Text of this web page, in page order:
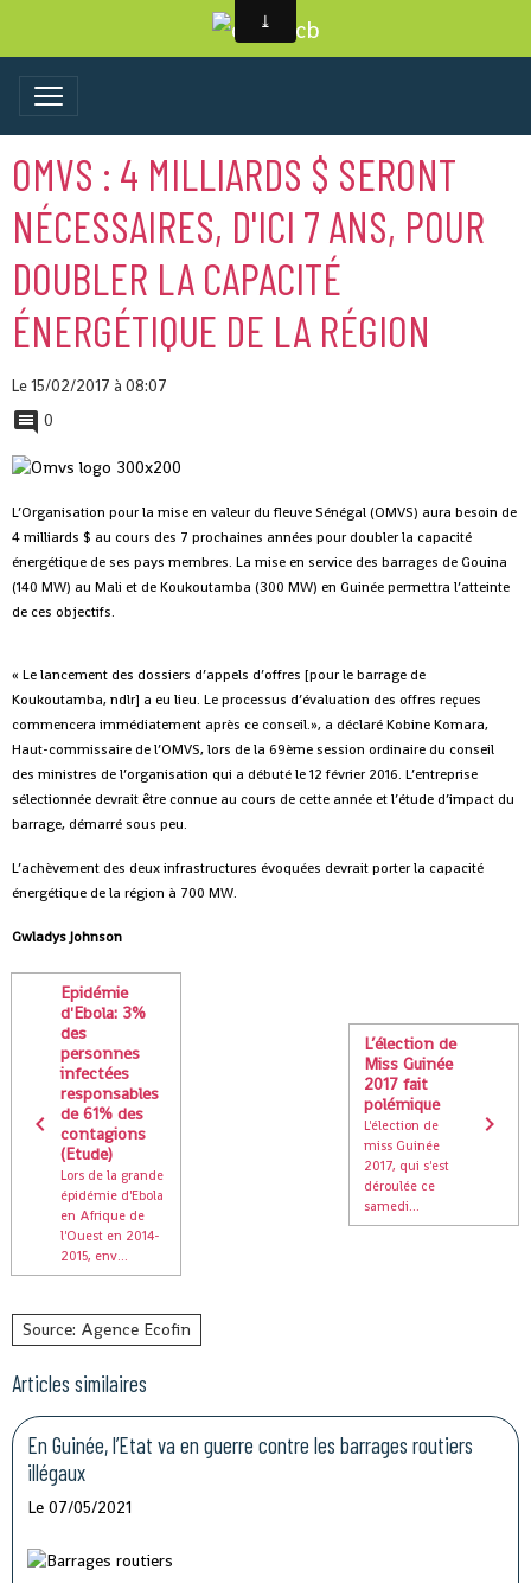
OMVS : 4 MILLIARDS $ SERONT
NÉCESSAIRES, D'ICI 7 ANS, POUR
DOUBLER LA CAPACITÉ
ÉNERGÉTIQUE DE LA RÉGION
Le 15/02/2017 à 08:07
0
L’Organisation pour la mise en valeur du fleuve Sénégal (OMVS) aura besoin de
4 milliards $ au cours des 7 prochaines années pour doubler la capacité
énergétique de ses pays membres. La mise en service des barrages de Gouina
(140 MW) au Mali et de Koukoutamba (300 MW) en Guinée permettra l’atteinte
de ces objectifs.
« Le lancement des dossiers d’appels d’offres [pour le barrage de
Koukoutamba, ndlr] a eu lieu. Le processus d’évaluation des offres reçues
commencera immédiatement après ce conseil.», a déclaré Kobine Komara,
Haut-commissaire de l’OMVS, lors de la 69ème session ordinaire du conseil
des ministres de l’organisation qui a débuté le 12 février 2016. L’entreprise
sélectionnée devrait être connue au cours de cette année et l’étude d’impact du
barrage, démarré sous peu.
L’achèvement des deux infrastructures évoquées devrait porter la capacité
énergétique de la région à 700 MW.
Gwladys Johnson
Epidémie
d'Ebola: 3%
des
personnes
infectées
responsables
de 61% des
contagions
(Etude)
Lors de la grande
épidémie d'Ebola
en Afrique de
l'Ouest en 2014-
2015, env...
L’élection de
Miss Guinée
2017 fait
polémique
L'élection de
miss Guinée
2017, qui s'est
déroulée ce
samedi...
Source: Agence Ecofin
Articles similaires
En Guinée, l’Etat va en guerre contre les barrages routiers
illégaux
Le 07/05/2021